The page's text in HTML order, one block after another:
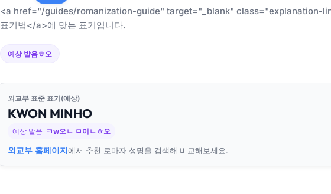
<a href="/guides/romanization-guide" target="_blank" class="explanation-
표기법</a>에 맞는 표기입니다.
예상 발음ㅎ오
외교부 표준 표기(예상)
KWON MINHO
예상 발음 ㅋw오ㄴ ㅁ이ㄴㅎ오
외교부 홈페이지에서 추천 로마자 성명을 검색해 비교해보세요.